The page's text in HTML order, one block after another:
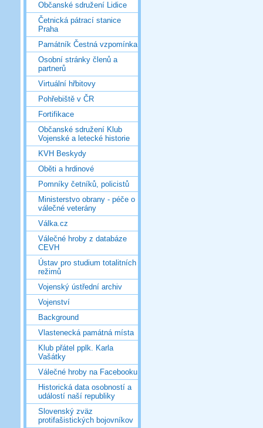
Občanské sdružení Lidice
Četnická pátrací stanice
Praha
Památník Čestná vzpomínka
Osobní stránky členů a
partnerů
Virtuální hřbitovy
Pohřebiště v ČR
Fortifikace
Občanské sdružení Klub
Vojenské a letecké historie
KVH Beskydy
Oběti a hrdinové
Pomníky četníků, policistů
Ministerstvo obrany - péče o
válečné veterány
Válka.cz
Válečné hroby z databáze
CEVH
Ústav pro studium totalitních
režimů
Vojenský ústřední archiv
Vojenství
Background
Vlastenecká památná místa
Klub přátel pplk. Karla
Vašátky
Válečné hroby na Facebooku
Historická data osobností a
událostí naší republiky
Slovenský zväz
protifašistických bojovníkov